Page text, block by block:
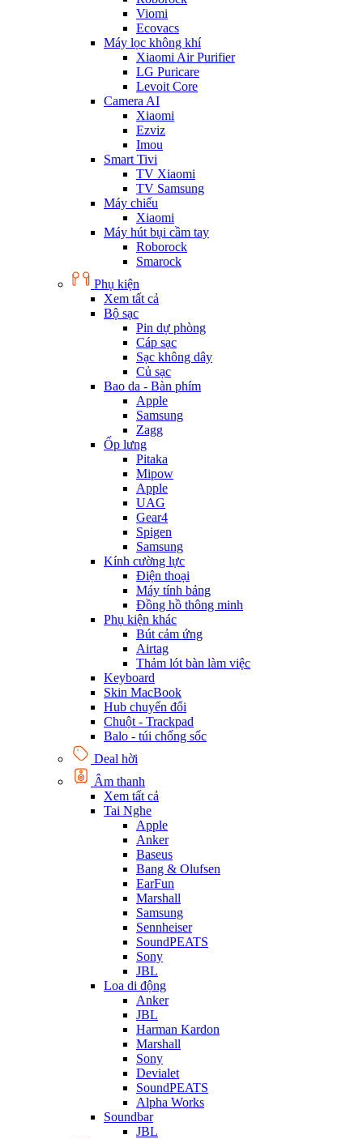
Viomi
Ecovacs
Máy lọc không khí
Xiaomi Air Purifier
LG Puricare
Levoit Core
Camera AI
Xiaomi
Ezviz
Imou
Smart Tivi
TV Xiaomi
TV Samsung
Máy chiếu
Xiaomi
Máy hút bụi cầm tay
Roborock
Smarock
Phụ kiện
Xem tất cả
Bộ sạc
Pin dự phòng
Cáp sạc
Sạc không dây
Củ sạc
Bao da - Bàn phím
Apple
Samsung
Zagg
Ốp lưng
Pitaka
Mipow
Apple
UAG
Gear4
Spigen
Samsung
Kính cường lực
Điện thoại
Máy tính bảng
Đồng hồ thông minh
Phụ kiện khác
Bút cảm ứng
Airtag
Thảm lót bàn làm việc
Keyboard
Skin MacBook
Hub chuyển đổi
Chuột - Trackpad
Balo - túi chống sốc
Deal hời
Âm thanh
Xem tất cả
Tai Nghe
Apple
Anker
Baseus
Bang & Olufsen
EarFun
Marshall
Samsung
Sennheiser
SoundPEATS
Sony
JBL
Loa di động
Anker
JBL
Harman Kardon
Marshall
Sony
Devialet
SoundPEATS
Alpha Works
Soundbar
JBL